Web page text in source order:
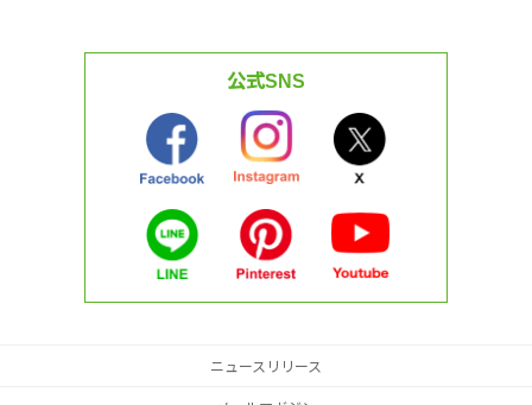
公式SNS
ニュースリリース